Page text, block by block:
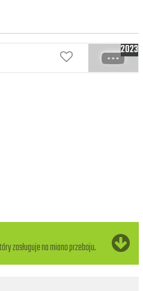
2023
zasługuje na miano przeboju.